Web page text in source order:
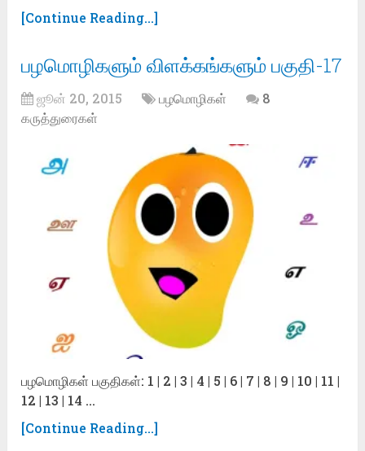
[Continue Reading...]
பழமொழிகளும் விளக்கங்களும் பகுதி-17
ஜூன் 20, 2015 பழமொழிகள்
8
கருத்துரைகள்
பழமொழிகள் பகுதிகள்: 1 | 2 | 3 | 4 | 5 | 6 | 7 | 8 | 9 | 10 | 11 |
12 | 13 | 14 …
[Continue Reading...]